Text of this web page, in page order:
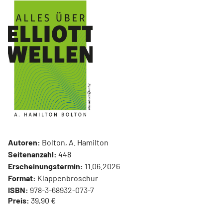
Autoren: Bolton, A. Hamilton
Seitenanzahl: 448
Erscheinungstermin: 11.06.2026
Format: Klappenbroschur
ISBN: 978-3-68932-073-7
Preis: 39,90 €